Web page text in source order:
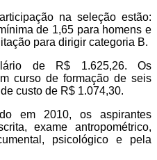
na seleção estão:
de 1,65 para homens e
para dirigir categoria B.
de R$ 1.625,26. Os
curso de formação de seis
custo de R$ 1.074,30.
em 2010, os aspirantes
exame antropométrico,
psicológico e pela